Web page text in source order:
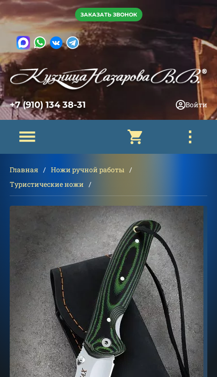
ЗАКАЗАТЬ ЗВОНОК
+7 (910) 134 38-31 Войти
Главная
Ножи ручной работы
Туристические ножи